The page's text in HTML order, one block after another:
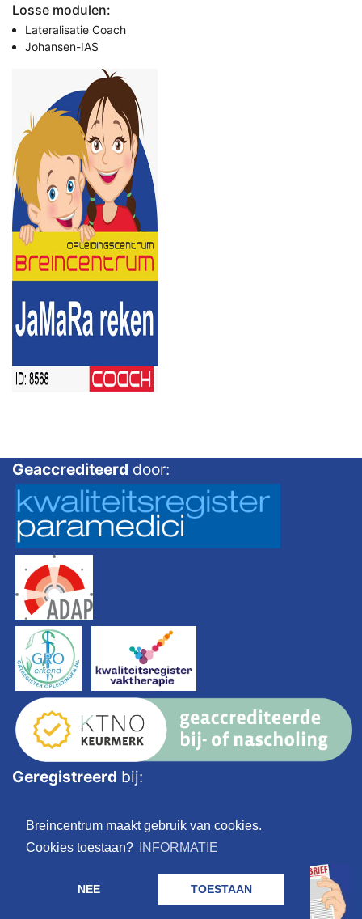
Breincentrum maakt gebruik van cookies.
Cookies toestaan?
INFORMATIE
NEE TOESTAAN
Losse modulen:
Lateralisatie Coach
Johansen-IAS
Geaccrediteerd door:
Geregistreerd bij: